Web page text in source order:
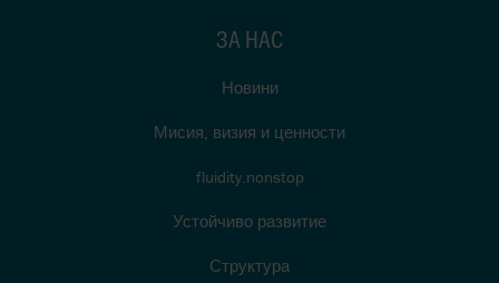
ЗА НАС
Новини
Мисия, визия и ценности
fluidity.nonstop
Устойчиво развитие
Структура